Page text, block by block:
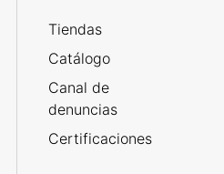
Tiendas
Catálogo
Canal de
denuncias
Certificaciones